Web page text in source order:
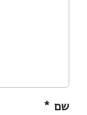
שם *